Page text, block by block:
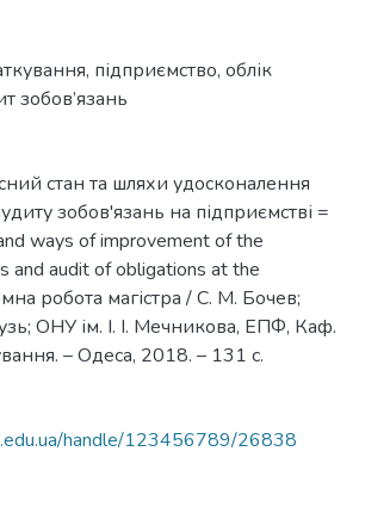
, підприємство, облік
зобов’язань
стан та шляхи удосконалення
зобов'язань на підприємстві =
ways of improvement of the
and audit of obligations at the
робота магістра / С. М. Бочев;
ОНУ ім. І. І. Мечникова, ЕПФ, Каф.
– Одеса, 2018. – 131 с.
handle/123456789/26838